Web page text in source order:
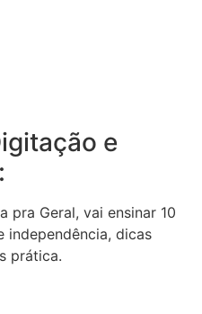
e
pra Geral, vai ensinar 10
independência, dicas
prática.